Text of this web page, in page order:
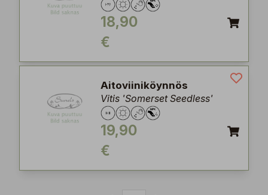
18,90
€
Aitoviiniköynnös
Vitis 'Somerset Seedless'
19,90
€